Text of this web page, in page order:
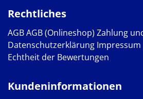
Rechtliches
AGBAGB (Onlineshop) Zahlung
Datenschutzerklärung Impressum
Echtheit der Bewertungen
Kundeninformationen